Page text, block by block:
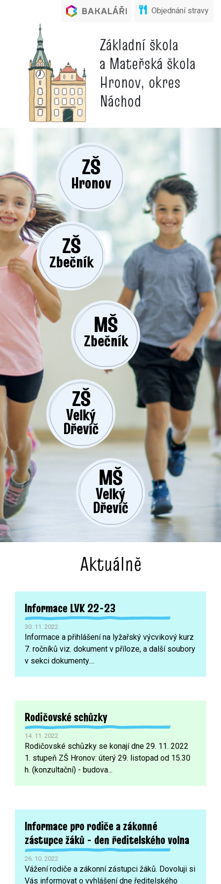
Základní škola
a Mateřská škola
Hronov, okres
Náchod
Objednání stravy
ZŠ
Hronov
ZŠ
Zbečník
MŠ
Zbečník
ZŠ
Velký
Dřevíč
MŠ
Velký
Dřevíč
Aktuálně
Informace LVK 22-23
30. 11. 2022
Informace a přihlášení na lyžařský výcvikový kurz
7. ročníků viz. dokument v příloze, a další soubory
v sekci dokumenty....
Rodičovské schůzky
14. 11. 2022
Rodičovské schůzky se konají dne 29. 11. 2022
1. stupeň ZŠ Hronov: úterý 29. listopad od 15.30
h. (konzultační) - budova...
Informace pro rodiče a zákonné
zástupce žáků - den ředitelského volna
26. 10. 2022
Vážení rodiče a zákonní zástupci žáků. Dovoluji si
Vás informovat o vyhlášení dne ředitelského